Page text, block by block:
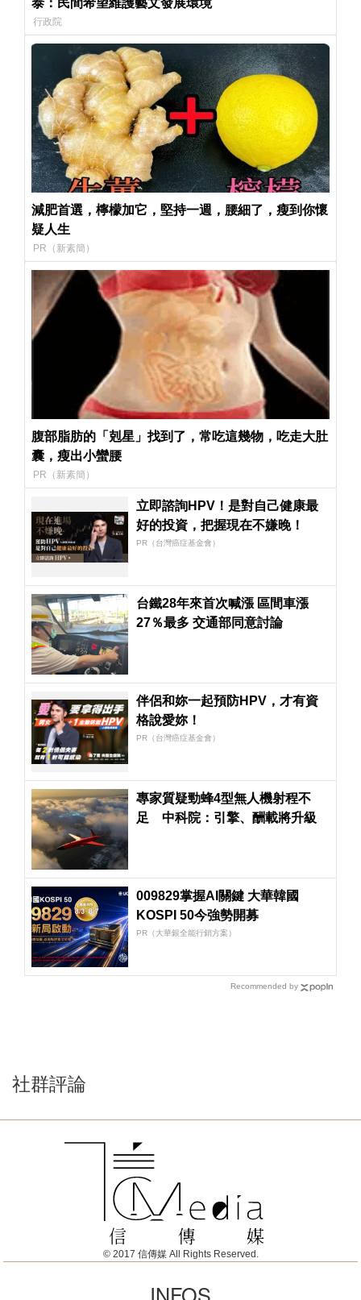
泰：民間希望維護藝文發展環境
行政院
減肥首選，檸檬加它，堅持一週，腰細了，瘦到你懷
疑人生
PR（新素簡）
腹部脂肪的「剋星」找到了，常吃這幾物，吃走大肚
囊，瘦出小蠻腰
PR（新素簡）
立即諮詢HPV！是對自己健康最
好的投資，把握現在不嫌晚！
PR（台灣癌症基金會）
台鐵28年來首次喊漲 區間車漲
27％最多 交通部同意討論
伴侶和妳一起預防HPV，才有資
格說愛妳！
PR（台灣癌症基金會）
專家質疑勁蜂4型無人機射程不
足 中科院：引擎、酬載將升級
009829掌握AI關鍵 大華韓國
KOSPI 50今強勢開募
PR（大華銀全能行銷方案）
Recommended by
社群評論
© 2017 信傳媒 All Rights Reserved.
INFOS